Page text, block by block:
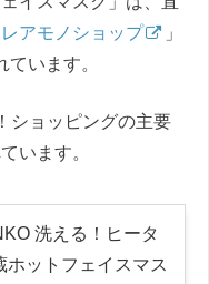
アモノショップ
」
います。
ショッピングの主要
います。
洗える！ヒータ
ホットフェイスマス